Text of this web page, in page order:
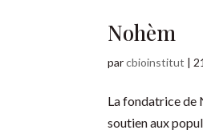
Nohèm
parcbioinstitut |
La fondatrice de
soutien aux